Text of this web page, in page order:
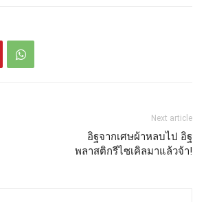
Next article
อิฐจากเศษผ้าหลบไป อิฐ
พลาสติกรีไซเคิลมาแล้วจ้า!